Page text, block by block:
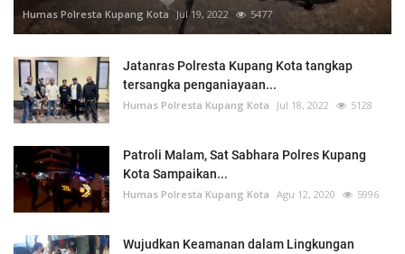
Humas Polresta Kupang Kota Jul 19, 2022 5477
Jatanras Polresta Kupang Kota tangkap
tersangka penganiayaan...
Humas Polresta Kupang Kota Jul 18, 2022 5128
Patroli Malam, Sat Sabhara Polres Kupang
Kota Sampaikan...
Humas Polresta Kupang Kota Agu 12, 2020 5996
Wujudkan Keamanan dalam Lingkungan